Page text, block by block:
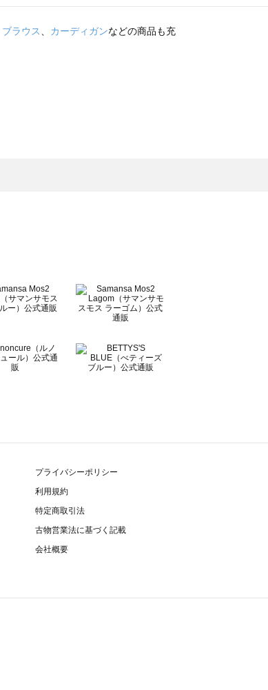
ラウス カーディガンなどの商品も充
プライバシーポリシー
利用規約
特定商取引法
古物営業法に基づく記載
会社概要